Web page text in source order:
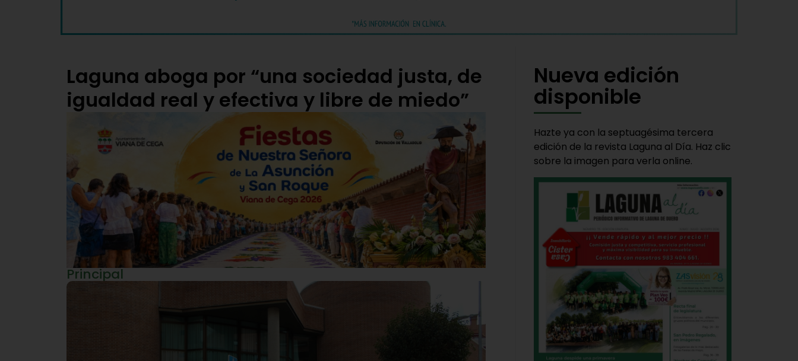
Laguna aboga por “una sociedad justa, de
igualdad real y efectiva y libre de miedo”
Principal
Nueva edición
disponible
Hazte ya con la septuagésima tercera
edición de la revista Laguna al Día. Haz clic
sobre la imagen para verla online.